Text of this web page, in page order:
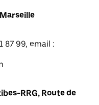
87 99, email :
RRG, Route de